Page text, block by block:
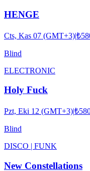
HENGE
Cts, Kas 07 (GMT+3)|
Blind
ELECTRONIC
Holy Fuck
Pzt, Eki 12 (GMT+3)|
Blind
DISCO | FUNK
New Constellations